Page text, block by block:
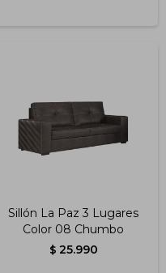
Sillón La Paz 3 Lugares
Color 08 Chumbo
$ 25.990